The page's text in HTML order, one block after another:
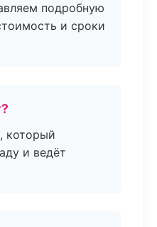
подробную
и сроки
который
и ведёт